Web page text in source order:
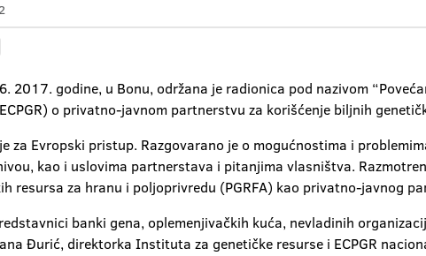
2017. godine, u Bonu, održana je radionica pod nazivom
o privatno-javnom partnerstvu za korišćenje biljnih
za Evropski pristup. Razgovarano je o mogućnostima i
kao i uslovima partnerstava i pitanjima vlasništva.
resursa za hranu i poljoprivredu (PGRFA) kao privatno-javnog
banki gena, oplemenjivačkih kuća, nevladinih
Đurić, direktorka Instituta za genetičke resurse i ECPGR